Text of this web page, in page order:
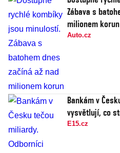
Zábava s
milionem korun
Auto.cz
Bankám v
vysvětlují, co
E15.cz